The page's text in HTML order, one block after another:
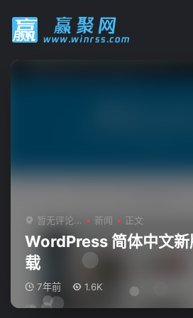
暂无评论... 新闻 正文
WordPress 简体中文
载
7年前 1.6K